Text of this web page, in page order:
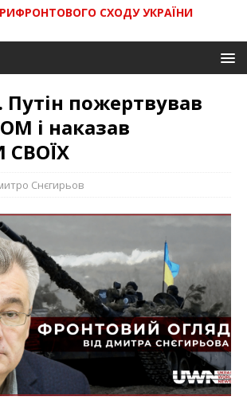
СХОДУ УКРАЇНИ
Путін пожертвував
і наказав
Снєгирьов